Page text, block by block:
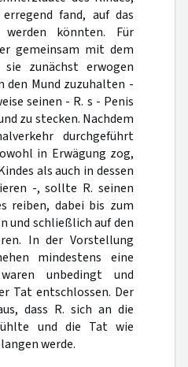
fand, auf das
werden könnten. Für
gemeinsam mit dem
zunächst erwogen
Mund zuzuhalten -
seinen - R. s - Penis
zu stecken. Nachdem
durchgeführt
in Erwägung zog,
als auch in dessen
-, sollte R. seinen
reiben, dabei bis zum
und schließlich auf den
In der Vorstellung
mindestens eine
unbedingt und
Tat entschlossen. Der
dass R. sich an die
und die Tat wie
werde.